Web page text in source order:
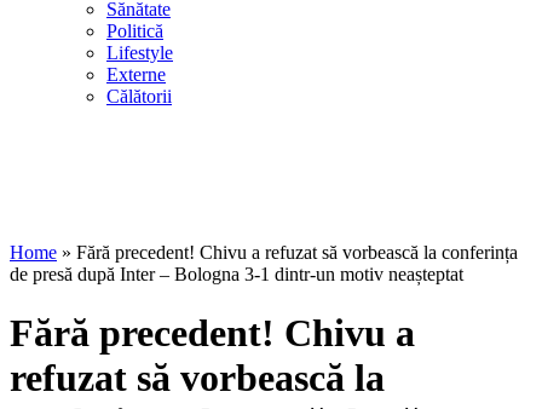
Sănătate
Politică
Lifestyle
Externe
Călătorii
Home » Fără precedent! Chivu a refuzat să vorbească la conferința
de presă după Inter – Bologna 3-1 dintr-un motiv neașteptat
Fără precedent! Chivu a
refuzat să vorbească la